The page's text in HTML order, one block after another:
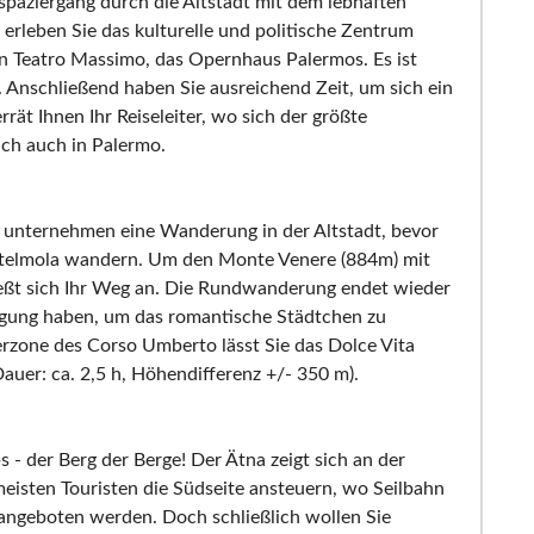
Sie das kulturelle und politische Zentrum
Massimo, das Opernhaus Palermos. Es ist
haben Sie ausreichend Zeit, um sich ein
Ihnen Ihr Reiseleiter, wo sich der größte
auch in Palermo.
eine Wanderung in der Altstadt, bevor
wandern. Um den Monte Venere (884m) mit
sich Ihr Weg an. Die Rundwanderung endet wieder
haben, um das romantische Städtchen zu
des Corso Umberto lässt Sie das Dolce Vita
ca. 2,5 h, Höhendifferenz +/- 350 m).
der Berg der Berge! Der Ätna zeigt sich an der
Touristen die Südseite ansteuern, wo Seilbahn
werden. Doch schließlich wollen Sie